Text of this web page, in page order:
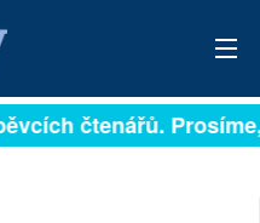
čtenářů.